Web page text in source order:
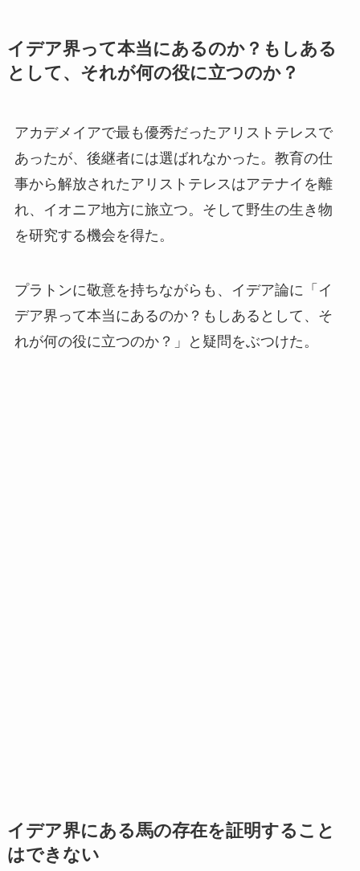
イデア界って本当にあるのか？もしある
として、それが何の役に立つのか？
アカデメイアで最も優秀だったアリストテレスで
あったが、後継者には選ばれなかった。教育の仕
事から解放されたアリストテレスはアテナイを離
れ、イオニア地方に旅立つ。そして野生の生き物
を研究する機会を得た。
プラトンに敬意を持ちながらも、イデア論に「イ
デア界って本当にあるのか？もしあるとして、そ
れが何の役に立つのか？」と疑問をぶつけた。
イデア界にある馬の存在を証明すること
はできない